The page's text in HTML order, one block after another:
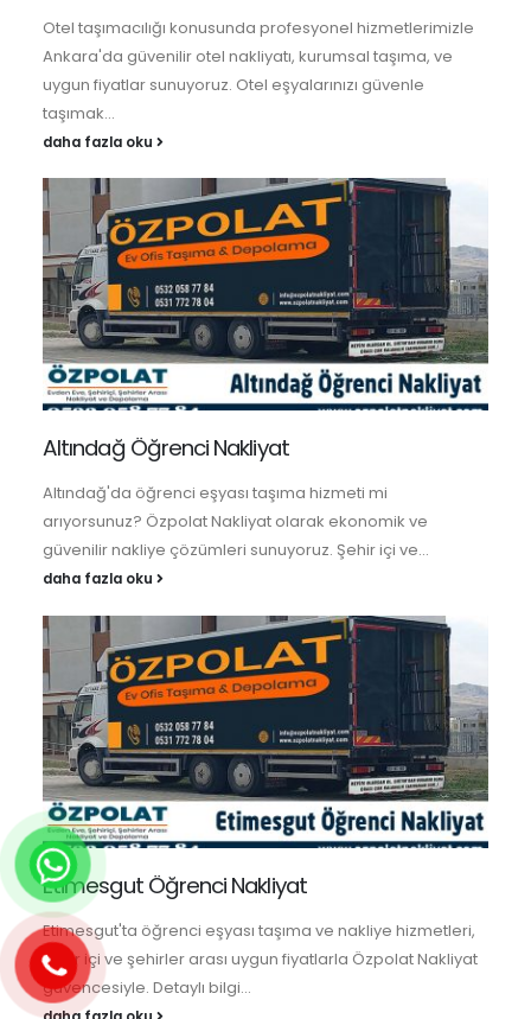
Otel taşımacılığı konusunda profesyonel hizmetlerimizle
Ankara'da güvenilir otel nakliyatı, kurumsal taşıma, ve
uygun fiyatlar sunuyoruz. Otel eşyalarınızı güvenle
taşımak...
daha fazla oku
Altındağ Öğrenci Nakliyat
Altındağ'da öğrenci eşyası taşıma hizmeti mi
arıyorsunuz? Özpolat Nakliyat olarak ekonomik ve
güvenilir nakliye çözümleri sunuyoruz. Şehir içi ve...
daha fazla oku
Etimesgut Öğrenci Nakliyat
Etimesgut'ta öğrenci eşyası taşıma ve nakliye hizmetleri,
şehir içi ve şehirler arası uygun fiyatlarla Özpolat Nakliyat
güvencesiyle. Detaylı bilgi...